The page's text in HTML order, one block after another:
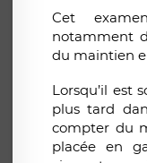
Cet
notamment
du maintien
Lorsqu’il est
plus tard
compter du
placée en